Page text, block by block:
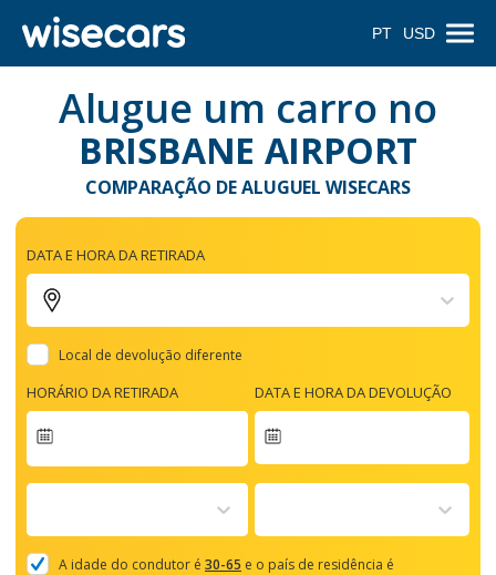
PT USD
Alugue um carro no
BRISBANE AIRPORT
COMPARAÇÃO DE ALUGUEL WISECARS
DATA E HORA DA RETIRADA
Local de devolução diferente
HORÁRIO DA RETIRADA
forward
with
the
DATA E HORA DA DEVOLUÇÃO
A idade do condutor é 30-65 e o país de residência é